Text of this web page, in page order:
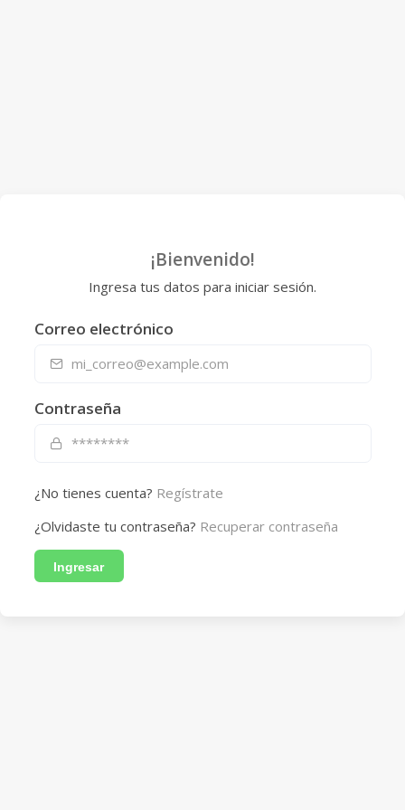
¡Bienvenido!
Ingresa tus datos para iniciar sesión.
Correo electrónico
Contraseña
¿No tienes cuenta? Regístrate
¿Olvidaste tu contraseña? Recuperar contraseña
Ingresar